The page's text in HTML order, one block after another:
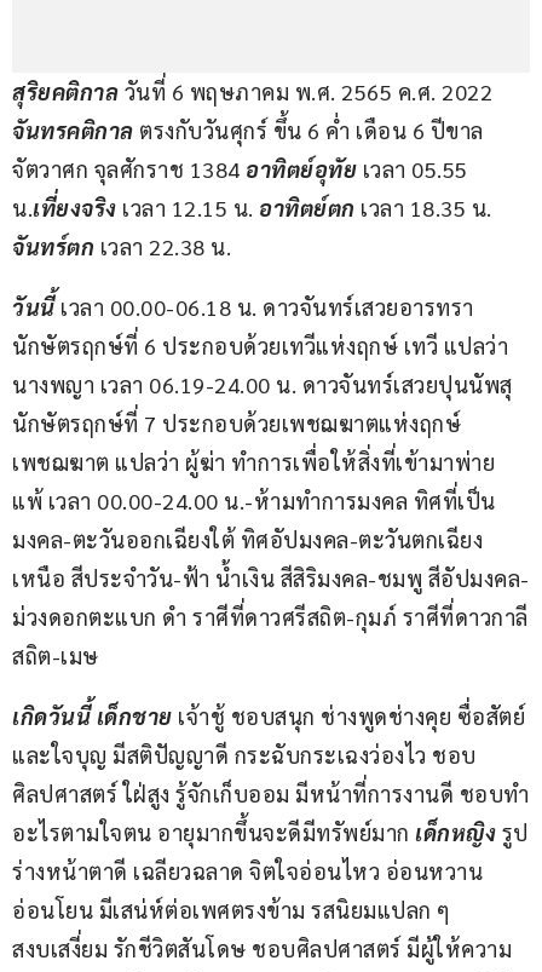
สุริยคติกาล วันที่ 6 พฤษภาคม พ.ศ. 2565 ค.ศ. 2022
จันทรคติกาล ตรงกับวันศุกร์ ขึ้น 6 ค่ำ เดือน 6 ปีขาล
จัตวาศก จุลศักราช 1384 อาทิตย์อุทัย เวลา 05.55
น.เที่ยงจริง เวลา 12.15 น. อาทิตย์ตก เวลา 18.35 น.
จันทร์ตก เวลา 22.38 น.
วันนี้ เวลา 00.00-06.18 น. ดาวจันทร์เสวยอารทรา
นักษัตรฤกษ์ที่ 6 ประกอบด้วยเทวีแห่งฤกษ์ เทวี แปลว่า
นางพญา เวลา 06.19-24.00 น. ดาวจันทร์เสวยปุนนัพสุ
นักษัตรฤกษ์ที่ 7 ประกอบด้วยเพชฌฆาตแห่งฤกษ์
เพชฌฆาต แปลว่า ผู้ฆ่า ทำการเพื่อให้สิ่งที่เข้ามาพ่าย
แพ้ เวลา 00.00-24.00 น.-ห้ามทำการมงคล ทิศที่เป็น
มงคล-ตะวันออกเฉียงใต้ ทิศอัปมงคล-ตะวันตกเฉียง
เหนือ สีประจำวัน-ฟ้า น้ำเงิน สีสิริมงคล-ชมพู สีอัปมงคล-
ม่วงดอกตะแบก ดำ ราศีที่ดาวศรีสถิต-กุมภ์ ราศีที่ดาวกาลี
สถิต-เมษ
เกิดวันนี้ เด็กชาย เจ้าชู้ ชอบสนุก ช่างพูดช่างคุย ซื่อสัตย์
และใจบุญ มีสติปัญญาดี กระฉับกระเฉงว่องไว ชอบ
ศิลปศาสตร์ ใฝ่สูง รู้จักเก็บออม มีหน้าที่การงานดี ชอบทำ
อะไรตามใจตน อายุมากขึ้นจะดีมีทรัพย์มาก เด็กหญิง รูป
ร่างหน้าตาดี เฉลียวฉลาด จิตใจอ่อนไหว อ่อนหวาน
อ่อนโยน มีเสน่ห์ต่อเพศตรงข้าม รสนิยมแปลก ๆ
สงบเสงี่ยม รักชีวิตสันโดษ ชอบศิลปศาสตร์ มีผู้ให้ความ